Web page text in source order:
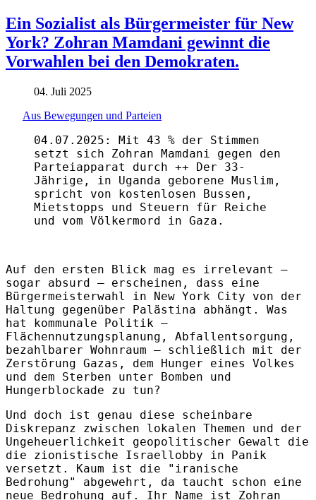
Ein Sozialist als Bürgermeister für New
York? Zohran Mamdani gewinnt die
Vorwahlen bei den Demokraten.
04. Juli 2025
Aus Bewegungen und Parteien
04.07.2025: Mit 43 % der Stimmen
setzt sich Zohran Mamdani gegen den
Parteiapparat durch ++ Der 33-
Jährige, in Uganda geborene Muslim,
spricht von kostenlosen Bussen,
Mietstopps und Steuern für Reiche
und vom Völkermord in Gaza.
Auf den ersten Blick mag es irrelevant –
sogar absurd – erscheinen, dass eine
Bürgermeisterwahl in New York City von der
Haltung gegenüber Palästina abhängt. Was
hat kommunale Politik –
Flächennutzungsplanung, Abfallentsorgung,
bezahlbarer Wohnraum – schließlich mit der
Zerstörung Gazas, dem Hunger eines Volkes
und dem Sterben unter Bomben und
Hungerblockade zu tun?
Und doch ist genau diese scheinbare
Diskrepanz zwischen lokalen Themen und der
Ungeheuerlichkeit geopolitischer Gewalt die
die zionistische Israellobby in Panik
versetzt. Kaum ist die "iranische
Bedrohung" abgewehrt, da taucht schon eine
neue Bedrohung auf. Ihr Name ist Zohran